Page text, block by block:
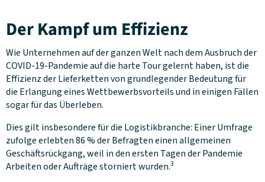
Der Kampf um Effizienz
Wie Unternehmen auf der ganzen Welt nach dem Ausbruch der
COVID-19-Pandemie auf die harte Tour gelernt haben, ist die
Effizienz der Lieferketten von grundlegender Bedeutung für
die Erlangung eines Wettbewerbsvorteils und in einigen Fällen
sogar für das Überleben.
Dies gilt insbesondere für die Logistikbranche: Einer Umfrage
zufolge erlebten 86 % der Befragten einen allgemeinen
Geschäftsrückgang, weil in den ersten Tagen der Pandemie
Arbeiten oder Aufträge storniert wurden.3